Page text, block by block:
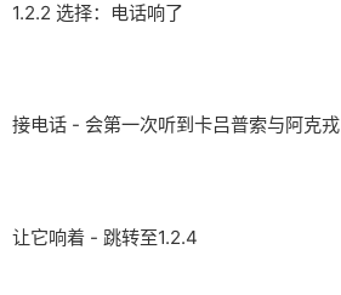
1.2.2 选择：电话响了
接电话 - 会第一次听到卡吕普索与阿克戎
让它响着 - 跳转至1.2.4